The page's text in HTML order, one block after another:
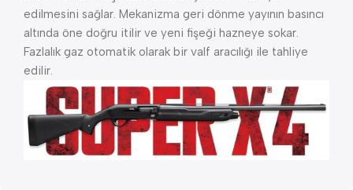
edilmesini sağlar. Mekanizma geri dönme yayının basıncı
altında öne doğru itilir ve yeni fişeği hazneye sokar.
Fazlalık gaz otomatik olarak bir valf aracılığı ile tahliye
edilir.